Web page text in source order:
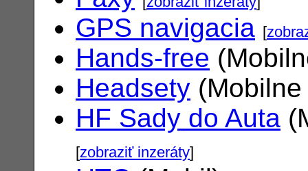
GPS navigacia [
Hands-free
Headsety
HF Sady do Auta
[zobraziť inzeráty]